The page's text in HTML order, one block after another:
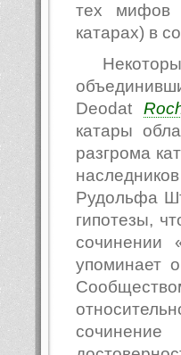
тех мифов
катарах) в
Deodat
катары
разгрома
Рудольфа
гипотезы,
сочинении
упоминает